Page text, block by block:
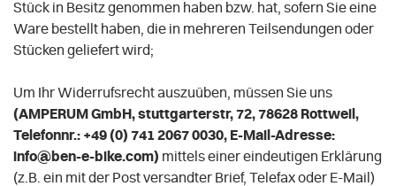
Stück in Besitz genommen haben bzw. hat, sofern Sie eine
Ware bestellt haben, die in mehreren Teilsendungen oder
Stücken geliefert wird;
Um Ihr Widerrufsrecht auszuüben, müssen Sie uns
(AMPERUM GmbH, stuttgarterstr, 72, 78628 Rottweil,
Telefonnr.: +49 (0) 741 2067 0030, E-Mail-Adresse:
info@ben-e-bike.com) mittels einer eindeutigen Erklärung
(z.B. ein mit der Post versandter Brief, Telefax oder E-Mail)